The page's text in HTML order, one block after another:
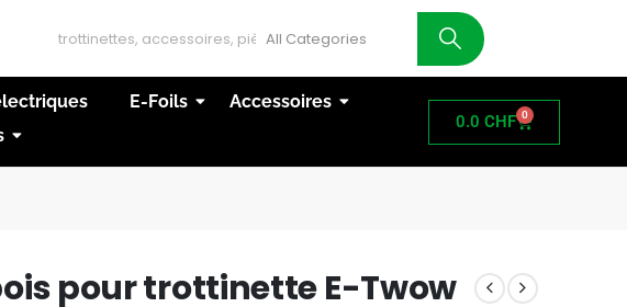
E-Foils
Accessoires
0.0CHF 0
pour trottinette E-Twow
D'ACHAT